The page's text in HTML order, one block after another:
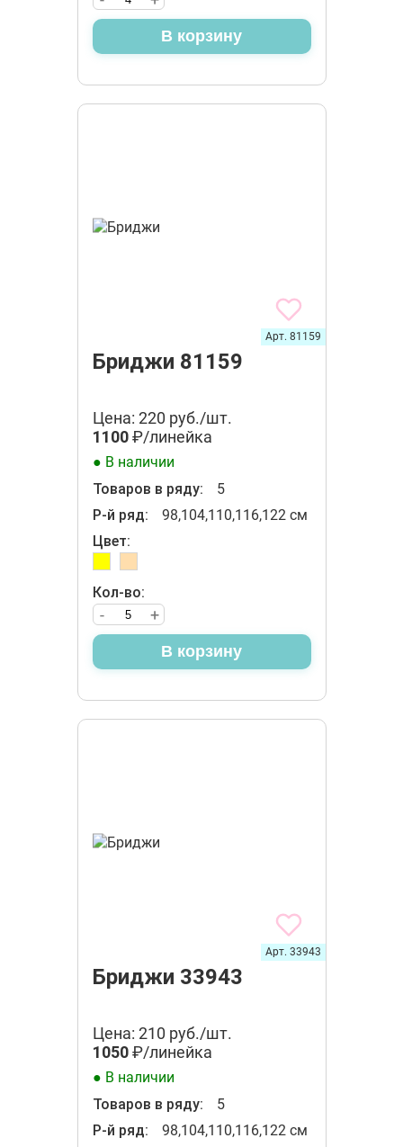
В корзину
Бриджи 81159
Арт. 81159
Цена: 220 руб./шт.
1100₽/линейка
● В наличии
Товаров в ряду:
5
Р-й ряд:
98,104,110,116,122 см
Цвет:
Кол-во:
+
-
В корзину
Бриджи 33943
Арт. 33943
Цена: 210 руб./шт.
1050₽/линейка
● В наличии
Товаров в ряду:
5
Р-й ряд:
98,104,110,116,122 см